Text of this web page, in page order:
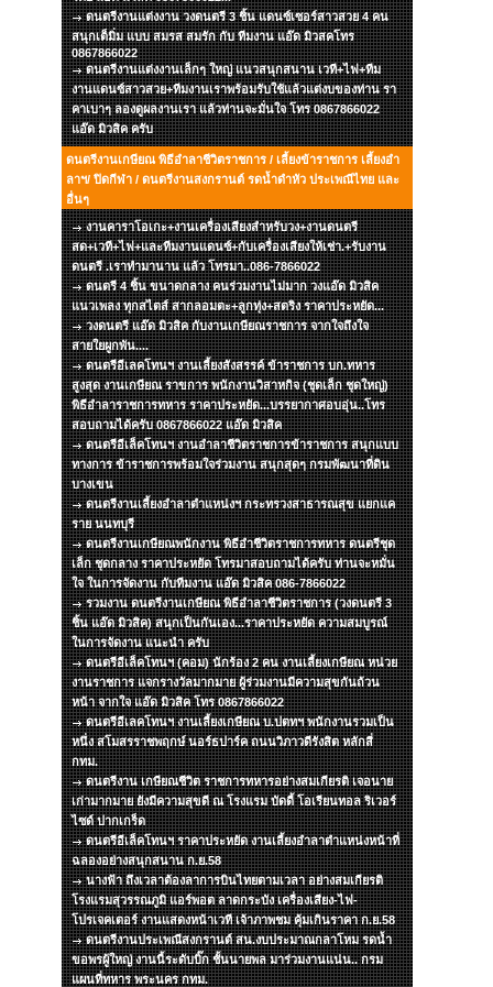
ดนตรีงานแต่งงาน วงดนตรี 3 ชิ้น แดนซ์เซอร์สาวสวย 4 คน
สนุกเต็มิ่ม แบบ สมรส สมรัก กับ ทีมงาน แอ๊ด มิวสคโทร
0867866022
ดนตรีงานแต่งงานเล็กๆ ใหญ่ แนวสนุกสนาน เวที+ไฟ+ทีม
งานแดนซ์สาวสวย+ทีมงานเราพร้อมรับใช้แล้วแต่งบของท่าน รา
คาเบาๆ ลองดูผลงานเรา แล้วท่านจะมั่นใจ โทร 0867866022
แอ๊ด มิวสิค ครับ
ดนตรีงานเกษียณ พิธีอำลาชีวิตราชการ / เลี้ยงข้าราชการ เลี้ยงอำ
ลาฯ/ ปิดกีฬา / ดนตรีงานสงกรานต์ รดน้ำดำหัว ประเพณีไทย และ
อื่นๆ
งานคาราโอเกะ+งานเครื่องเสียงสำหรับวง+งานดนตรี
สด+เวที+ไฟ+และทีมงานแดนซ์+กับเครื่องเสียงให้เช่า.+รับงาน
ดนตรี .เราทำมานาน แล้ว โทรมา..086-7866022
ดนตรี 4 ชิ้น ขนาดกลาง คนร่วมงานไม่มาก วงแอ๊ด มิวสิค
แนวเพลง ทุกสไตส์ สากลอมตะ+ลูกทุ่ง+สตริง ราคาประหยัด...
วงดนตรี แอ๊ด มิวสิค กับงานเกษียณราชการ จากใจถึงใจ
สายใยผูกพัน....
ดนตรีอีเลคโทนฯ งานเลี้ยงสังสรรค์ ข้าราชการ บก.ทหาร
สูงสุด งานเกษียณ ราขการ พนักงานวิสาหกิจ (ชุดเล็ก ชุดใหญ่)
พิธีอำลาราชการทหาร ราคาประหยัด...บรรยากาศอบอุ่น..โทร
สอบถามได้ครับ 0867866022 แอ๊ด มิวสิค
ดนตรีอีเล็คโทนฯ งานอำลาชีวิตราชการข้าราชการ สนุกแบบ
ทางการ ข้าราชการพร้อมใจร่วมงาน สนุกสุดๆ กรมพัฒนาที่ดิน
บางเขน
ดนตรีงานเลี้ยงอำลาตำแหน่งฯ กระทรวงสาธารณสุข แยกแค
ราย นนทบุรี
ดนตรีงานเกษียณพนักงาน พิธีอำชีวิตราชการทหาร ดนตรีชุด
เล็ก ชุดกลาง ราคาประหยัด โทรมาสอบถามได้ครับ ท่านจะหมั่น
ใจ ในการจัดงาน กับทีมงาน แอ๊ด มิวสิค 086-7866022
รวมงาน ดนตรีงานเกษียณ พิธีอำลาชีวิตราชการ (วงดนตรี 3
ชิ้น แอ๊ด มิวสิค) สนุกเป็นกันเอง...ราคาประหยัด ความสมบูรณ์
ในการจัดงาน แนะนำ ครับ
ดนตรีอีเล็คโทนฯ (คอม) นักร้อง 2 คน งานเลี้ยงเกษียณ หน่วย
งานราชการ แจกรางวัลมากมาย ผู้ร่วมงานมีความสุขกันถ้วน
หน้า จากใจ แอ๊ด มิวสิค โทร 0867866022
ดนตรีอีเลคโทนฯ งานเลี้ยงเกษียณ บ.ปตทฯ พนักงานรวมเป็น
หนึ่ง สโมสรราชพฤกษ์ นอร์ธปาร์ค ถนนวิภาวดีรังสิต หลักสี่
กทม.
ดนตรีงาน เกษียณชีวิต ราชการทหารอย่างสมเกียรติ เจอนาย
เก่ามากมาย ยังมีความสุขดี ณ โรงแรม บัดดี้ โอเรียนทอล ริเวอร์
ไซด์ ปากเกร็ด
ดนตรีอีเล็คโทนฯ ราคาประหยัด งานเลี้ยงอำลาตำแหน่งหน้าที่
ฉลองอย่างสนุกสนาน ก.ย.58
นางฟ้า ถึงเวลาต้องลาการบินไทยตามเวลา อย่างสมเกียรติ
โรงแรมสุวรรณภูมิ แอร์พอต ลาดกระบัง เครื่องเสียง-ไฟ-
โปรเจคเตอร์ งานแสดงหน้าเวที เจ้าภาพชม คุ้มเกินราคา ก.ย.58
ดนตรีงานประเพณีสงกรานต์ สน.งบประมาณกลาโหม รดน้ำ
ขอพรผู้ใหญ่ งานนี้ระดับบิ๊ก ชั้นนายพล มาร่วมงานแน่น.. กรม
แผนที่ทหาร พระนคร กทม.